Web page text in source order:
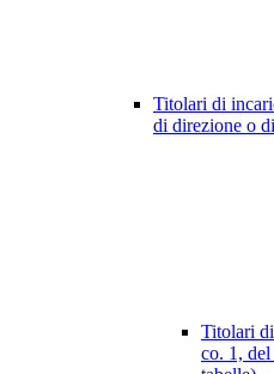
Titolari di
di direzione o
Titolari
co. 1,